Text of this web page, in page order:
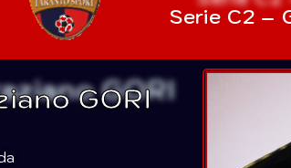
Serie C2 –
GORI